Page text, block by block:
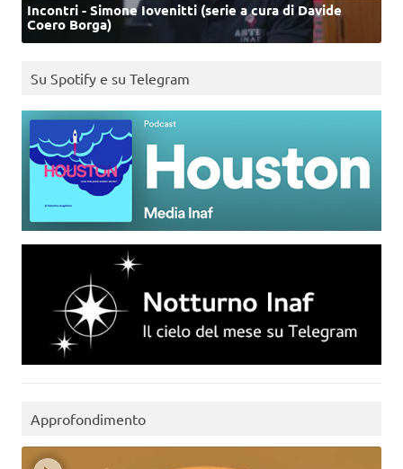
Incontri - Simone Iovenitti (serie a cura di Davide
Coero Borga)
Su Spotify e su Telegram
Approfondimento